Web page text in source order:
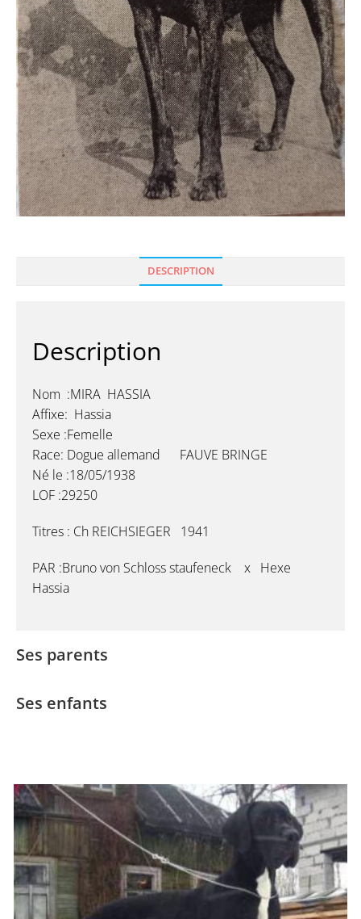
DESCRIPTION
Description
Nom :MIRA HASSIA
Affixe: Hassia
Sexe :Femelle
Race: Dogue allemand FAUVE BRINGE
Né le :18/05/1938
LOF :29250
Titres : Ch REICHSIEGER 1941
PAR :Bruno von Schloss staufeneck x Hexe
Hassia
Ses parents
Ses enfants